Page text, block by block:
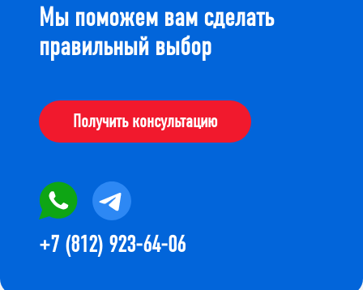
Мы поможем вам сделать
правильный выбор
Получить консультацию
+7 (812) 923-64-06